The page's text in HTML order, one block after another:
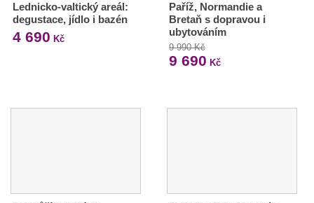
Lednicko-valtický areál:
degustace, jídlo i bazén
4 690 Kč
Paříž, Normandie a
Bretaň s dopravou i
ubytováním
9 990 Kč
9 690 Kč